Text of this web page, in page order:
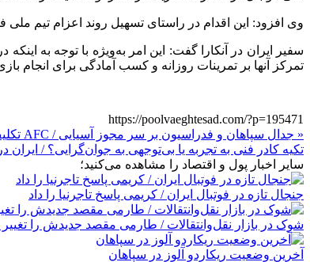
وی افزود: این اقدام در راستای تسهیل روند اعزام تیم ملی فوتبال جمهوری اسلامی ایران به
سفیر ایران در آنکارا گفت: این امر به‌ویژه با توجه به
تمرکز آنها بر تمرینات روزانه و کسب آمادگی برای انجام
https://poolvaeghtesad.com/?p=195471
« جدال سپاهان و فدراسیون بر سر مجوز آسیایی / AFC تکلیف را روشن کرد
تکیه کادر فنی به تجربه یا بی‌توجهی به جوان‌گرایی؟ / ایران
سایر اخبار پول و اقتصاد را مشاهده می‌کنید؛
جنجال تازه در فوتبال ایران / کریمی پاسخ تاجرنیا را داد
شوک در بازار نقل‌وانتقالات / طارمی مقصد جدیدش را تغییر
آخرین وضعیت ریکاردو آلوز در سپاهان